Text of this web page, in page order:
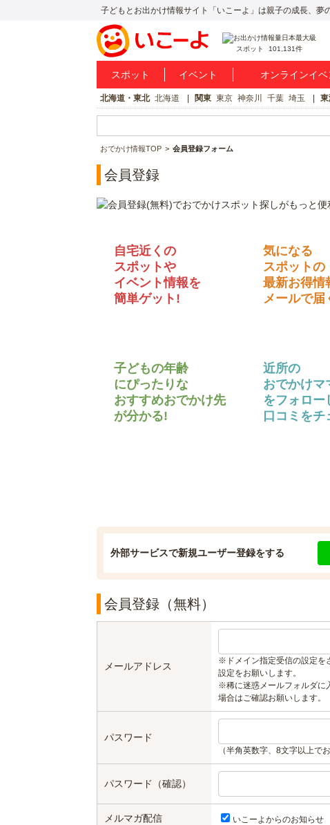
子どもとお出かけ情報サイト「いこーよ」は親子の成長、夢
スポット 101,131件
スポット イベント オンラインイベ
北海道・東北 北海道 関東 東京 神奈川 千葉 埼玉 東
おでかけ情報TOP 会員登録フォーム
会員登録
自宅近くの
スポットや
イベント情報を
簡単ゲット!
気になる
スポットの
最新お得情
メールで届
子どもの年齢
にぴったりな
おすすめおでかけ先
が分かる!
近所の
おでかけマ
をフォロー
口コミをチ
外部サービスで新規ユーザー登録をする
会員登録（無料）
メールアドレス ※ドメイン指定受信の設定を
設定をお願いします。
※稀に迷惑メールフォルダに
場合はご確認お願いします。
パスワード
（半角英数字、8文字以上で
パスワード（確認）
メルマガ配信 いこーよからのお知らせ